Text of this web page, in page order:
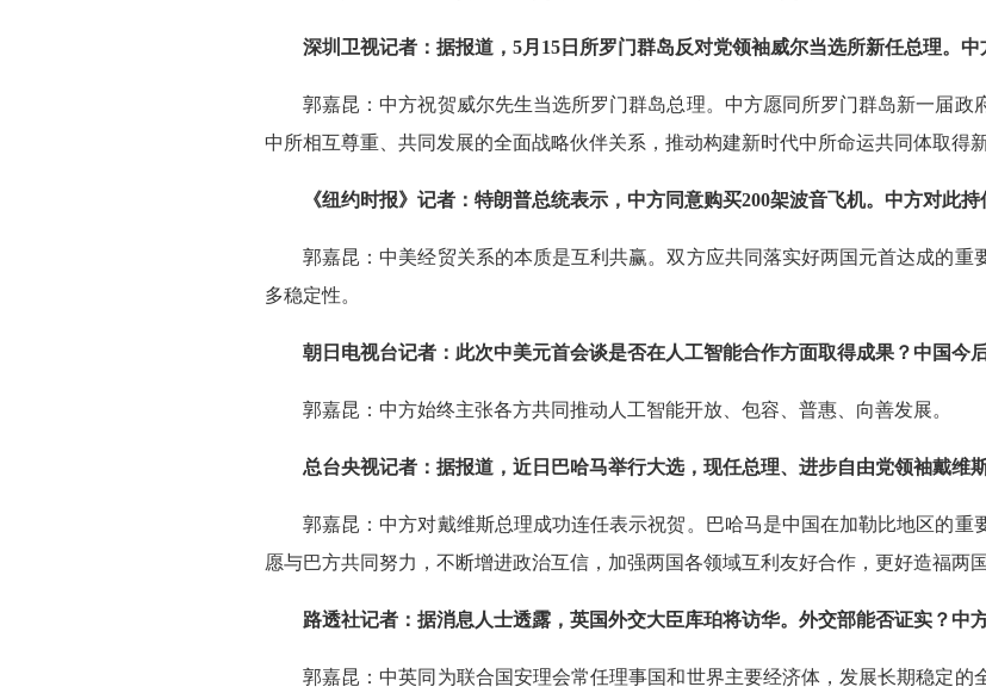
深圳卫视记者：据报道，5月15日所罗门群岛反对党领袖威尔当选所新任总理。
郭嘉昆：中方祝贺威尔先生当选所罗门群岛总理。中方愿同所罗门群岛新一届政
中所相互尊重、共同发展的全面战略伙伴关系，推动构建新时代中所命运共同体取得新
《纽约时报》记者：特朗普总统表示，中方同意购买200架波音飞机。中方对此持
郭嘉昆：中美经贸关系的本质是互利共赢。双方应共同落实好两国元首达成的重
多稳定性。
朝日电视台记者：此次中美元首会谈是否在人工智能合作方面取得成果？中国今
郭嘉昆：中方始终主张各方共同推动人工智能开放、包容、普惠、向善发展。
总台央视记者：据报道，近日巴哈马举行大选，现任总理、进步自由党领袖戴维
郭嘉昆：中方对戴维斯总理成功连任表示祝贺。巴哈马是中国在加勒比地区的重
愿与巴方共同努力，不断增进政治互信，加强两国各领域互利友好合作，更好造福两国
路透社记者：据消息人士透露，英国外交大臣库珀将访华。外交部能否证实？中
郭嘉昆：中英同为联合国安理会常任理事国和世界主要经济体，发展长期稳定的